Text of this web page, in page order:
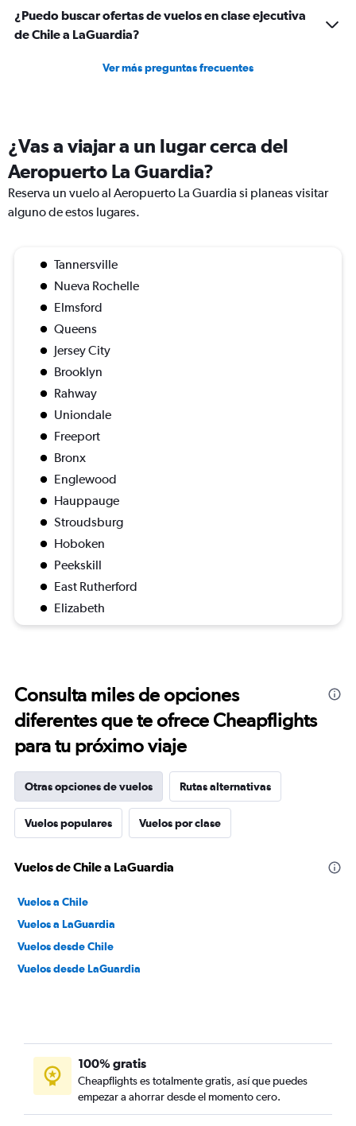
¿Puedo buscar ofertas de vuelos en clase ejecutiva
de Chile a LaGuardia?
Ver más preguntas frecuentes
¿Vas a viajar a un lugar cerca del
Aeropuerto La Guardia?
Reserva un vuelo al Aeropuerto La Guardia si planeas visitar
alguno de estos lugares.
Tannersville
Nueva Rochelle
Elmsford
Queens
Jersey City
Brooklyn
Rahway
Uniondale
Freeport
Bronx
Englewood
Hauppauge
Stroudsburg
Hoboken
Peekskill
East Rutherford
Elizabeth
Consulta miles de opciones
diferentes que te ofrece Cheapflights
para tu próximo viaje
Otras opciones de vuelos Rutas alternativas
Vuelos populares Vuelos por clase
Vuelos de Chile a LaGuardia
Vuelos a Chile
Vuelos a LaGuardia
Vuelos desde Chile
Vuelos desde LaGuardia
100% gratis
Cheapflights es totalmente gratis, así que puedes
empezar a ahorrar desde el momento cero.